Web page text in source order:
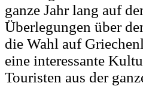
ganze Jahr lang auf
Überlegungen über
die Wahl auf
eine interessante
Touristen aus der